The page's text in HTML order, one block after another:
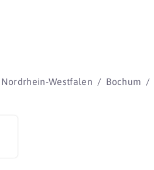
Nordrhein-Westfalen Bochum